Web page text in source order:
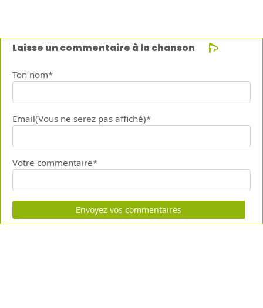
Laisse un commentaire à la chanson
Ton nom*
Email(Vous ne serez pas affiché)*
Votre commentaire*
Envoyez vos commentaires